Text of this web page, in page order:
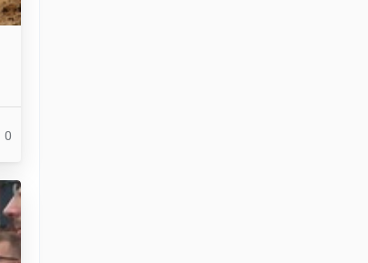
0